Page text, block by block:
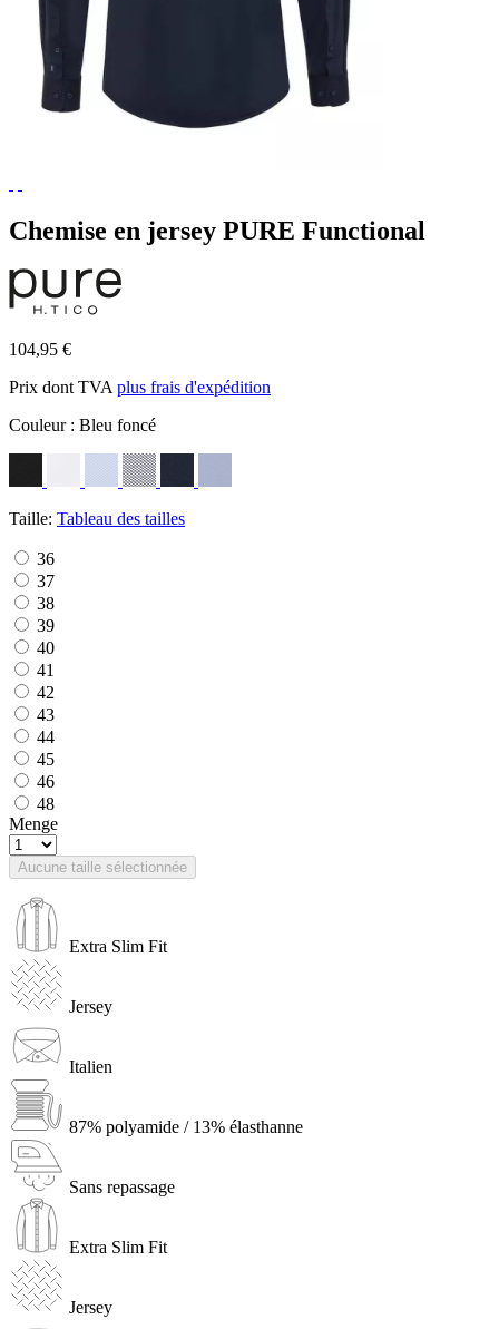
Chemise en jersey PURE Functional
104,95 €
Prix dont TVA plus frais d'expédition
Couleur : Bleu foncé
Taille: Tableau des tailles
36
37
38
39
40
41
42
43
44
45
46
48
Menge
Aucune taille sélectionnée
Extra Slim Fit
Jersey
Italien
87% polyamide / 13% élasthanne
Sans repassage
Extra Slim Fit
Jersey